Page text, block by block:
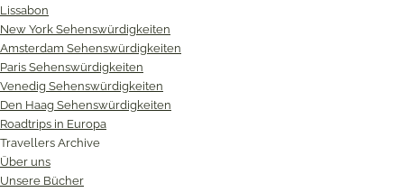
Lissabon
New York Sehenswürdigkeiten
Amsterdam Sehenswürdigkeiten
Paris Sehenswürdigkeiten
Venedig Sehenswürdigkeiten
Den Haag Sehenswürdigkeiten
Roadtrips in Europa
Travellers Archive
Über uns
Unsere Bücher